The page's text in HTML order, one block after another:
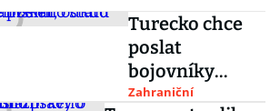
Turecko chce
poslat
bojovníky
Islámského
Zahraniční